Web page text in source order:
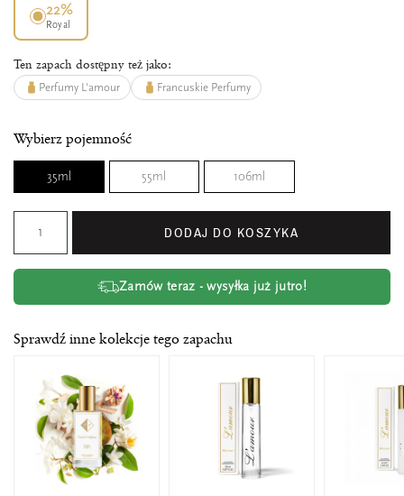
22%
Royal
Ten zapach dostępny też jako:
Perfumy L'amour Francuskie Perfumy
Wybierz pojemność
35ml 55ml 106ml
DODAJ DO KOSZYKA
Zamów teraz - wysyłka już jutro!
Sprawdź inne kolekcje tego zapachu